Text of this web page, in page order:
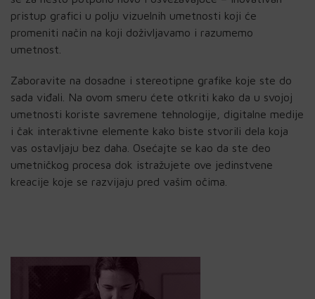
pristup grafici u polju vizuelnih umetnosti koji će
promeniti način na koji doživljavamo i razumemo
umetnost.
Zaboravite na dosadne i stereotipne grafike koje ste do
sada viđali. Na ovom smeru ćete otkriti kako da u svojoj
umetnosti koriste savremene tehnologije, digitalne medije
i čak interaktivne elemente kako biste stvorili dela koja
vas ostavljaju bez daha. Osećajte se kao da ste deo
umetničkog procesa dok istražujete ove jedinstvene
kreacije koje se razvijaju pred vašim očima.